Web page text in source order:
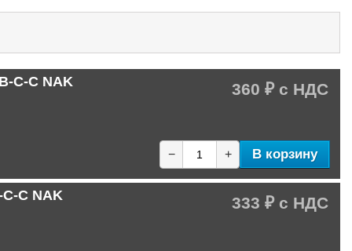
C-C NAK 360 ₽
− + В корзину
C NAK 333 ₽